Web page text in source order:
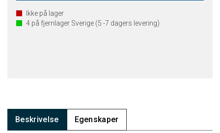
Ikke på lager
4 på fjernlager Sverige (5 -7 dagers levering)
Beskrivelse Egenskaper